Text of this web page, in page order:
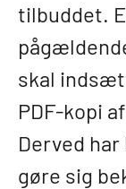
tilbuddet.
skal
PDF-kopi
Derved
gøre sig